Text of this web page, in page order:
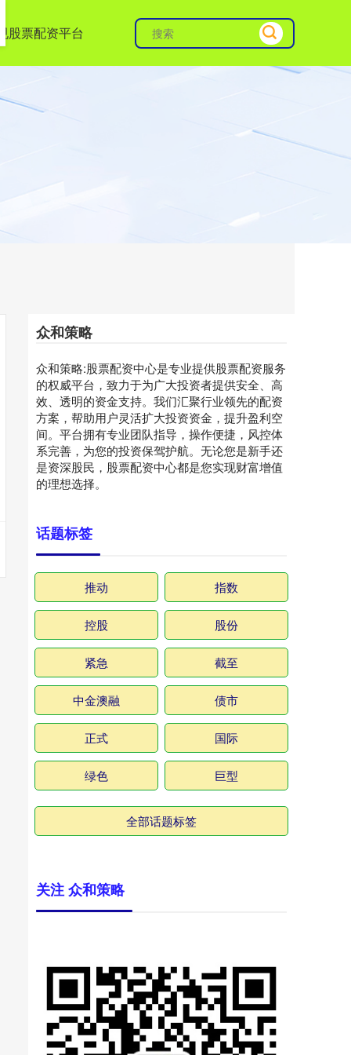
股票配资平台
众和策略
众和策略:股票配资中心是专业提供股票配资服务
的权威平台，致力于为广大投资者提供安全、高
效、透明的资金支持。我们汇聚行业领先的配资
方案，帮助用户灵活扩大投资资金，提升盈利空
间。平台拥有专业团队指导，操作便捷，风控体
系完善，为您的投资保驾护航。无论您是新手还
是资深股民，股票配资中心都是您实现财富增值
的理想选择。
话题标签
推动 指数
控股 股份
紧急 截至
中金澳融 债市
正式 国际
绿色 巨型
全部话题标签
关注 众和策略